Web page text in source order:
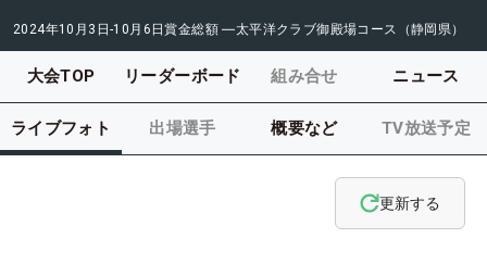
2024年10月3日-10月6日賞金総額 ―太平洋クラブ御殿場コース（静岡県）
大会TOP リーダーボード 組み合せ ニュース
ライブフォト 出場選手 概要など TV放送予定
更新する